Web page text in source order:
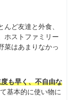
ど友達と外食、
ホストファミリー
菜はあまりなかっ
も早く、不自由な
基本的に使い物に